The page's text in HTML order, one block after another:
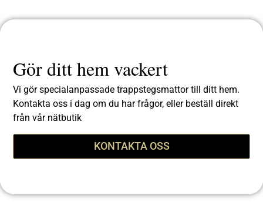
Gör ditt hem vackert
Vi gör specialanpassade trappstegsmattor till ditt hem.
Kontakta oss i dag om du har frågor, eller beställ direkt
från vår nätbutik
KONTAKTA OSS